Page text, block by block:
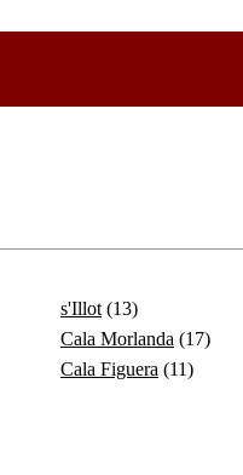
s'Illot (13)
Cala Morlanda (17)
Cala Figuera (11)